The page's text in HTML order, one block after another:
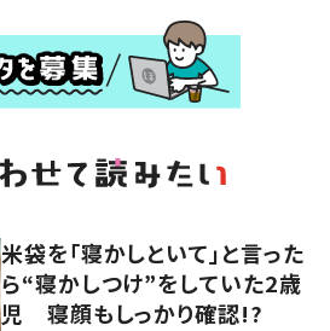
米袋を「寝かしといて」と言った
ら“寝かしつけ”をしていた2歳
児 寝顔もしっかり確認!?